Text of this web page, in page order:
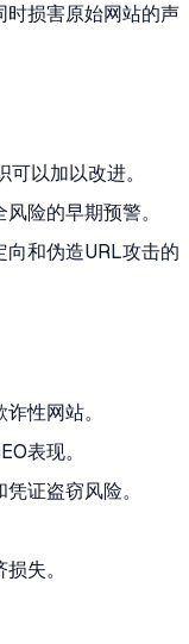
时损害原始网站的声
以加以改进。
险的早期预警。
和伪造URL攻击的
性网站。
表现。
证盗窃风险。
失。